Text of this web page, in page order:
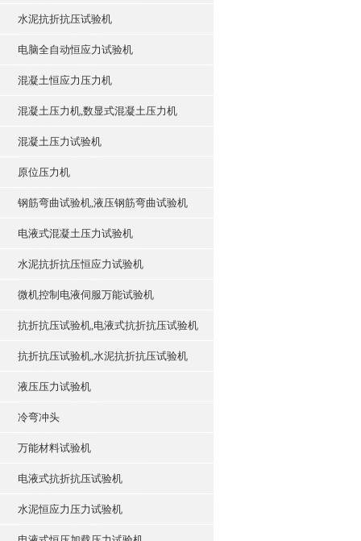
水泥抗折抗压试验机
电脑全自动恒应力试验机
混凝土恒应力压力机
混凝土压力机,数显式混凝土压力机
混凝土压力试验机
原位压力机
钢筋弯曲试验机,液压钢筋弯曲试验机
电液式混凝土压力试验机
水泥抗折抗压恒应力试验机
微机控制电液伺服万能试验机
抗折抗压试验机,电液式抗折抗压试验机
抗折抗压试验机,水泥抗折抗压试验机
液压压力试验机
冷弯冲头
万能材料试验机
电液式抗折抗压试验机
水泥恒应力压力试验机